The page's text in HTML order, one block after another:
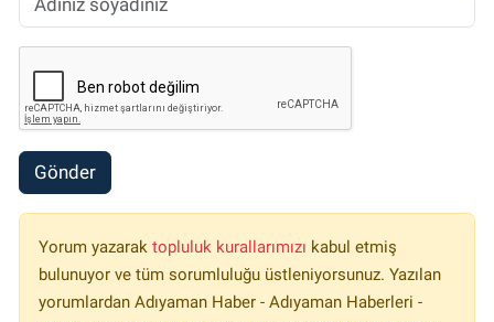
Gönder
Yorum yazarak topluluk kurallarımızı kabul etmiş
bulunuyor ve tüm sorumluluğu üstleniyorsunuz. Yazılan
yorumlardan Adıyaman Haber - Adıyaman Haberleri -